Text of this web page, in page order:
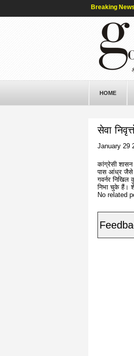
Breaking
HOME
सेवा
January 29
कांग्रेसी शासन
पास आंध्र जैसे
गवर्नर निखिल
निभा चुके हैं।
No related